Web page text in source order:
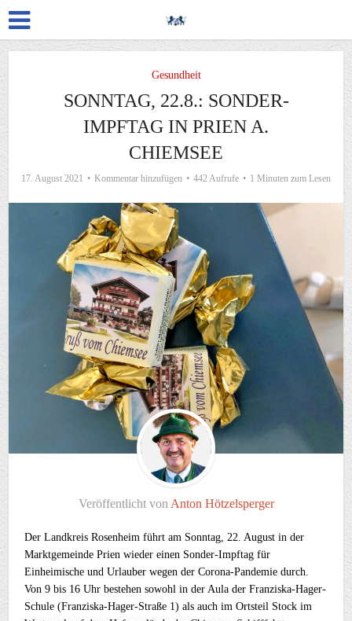
Gesundheit
SONNTAG, 22.8.: SONDER-
IMPFTAG IN PRIEN A.
CHIEMSEE
17. August 2021 Kommentar hinzufügen 442 Aufrufe 1 Minuten zum Lesen
Veröffentlicht von Anton Hötzelsperger
Der Landkreis Rosenheim führt am Sonntag, 22. August in der
Marktgemeinde Prien wieder einen Sonder-Impftag für
Einheimische und Urlauber wegen der Corona-Pandemie durch.
Von 9 bis 16 Uhr bestehen sowohl in der Aula der Franziska-Hager-
Schule (Franziska-Hager-Straße 1) als auch im Ortsteil Stock im